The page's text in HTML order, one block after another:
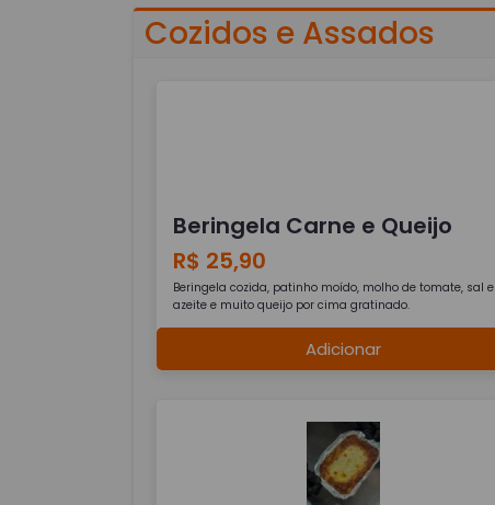
Cozidos e Assados
Beringela Carne e Queijo
R$ 25,90
Beringela cozida, patinho moído, molho de tomate, sal e
azeite e muito queijo por cima gratinado.
Adicionar